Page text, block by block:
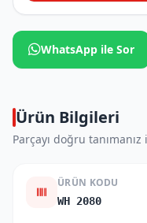
WhatsApp ile Sor
Ürün Bilgileri
Parçayı doğru
ÜRÜN KODU
WH 2080